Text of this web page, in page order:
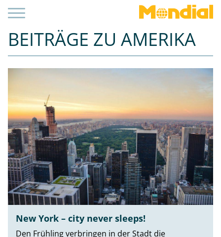
BEITRÄGE ZU AMERIKA
New York – city never sleeps!
Den Frühling verbringen in der Stadt die